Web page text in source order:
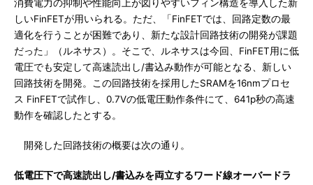
消費電力の抑制や性能向上が図りやすいフィン構造を導入した新
しいFinFETが用いられる。ただ、「FinFETでは、回路定数の最
適化を行うことが困難であり、新たな設計回路技術の開発が課題
だった」（ルネサス）。そこで、ルネサスは今回、FinFET用に低
電圧でも安定して高速読出し/書込み動作が可能となる、新しい
回路技術を開発。この回路技術を採用したSRAMを16nmプロセ
ス FinFETで試作し、0.7Vの低電圧動作条件にて、641p秒の高速
動作を確認したとする。
開発した回路技術の概要は次の通り。
低電圧下で高速読出し/書込みを両立するワード線オーバードラ